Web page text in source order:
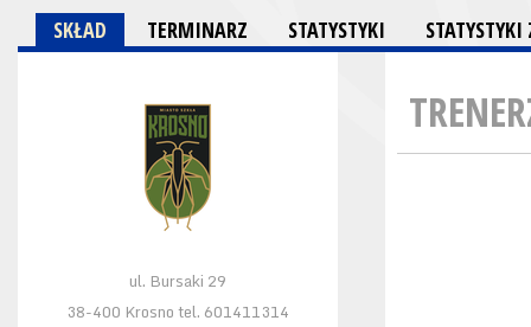
SKŁAD TERMINARZ STATYSTYKI
ul. Bursaki 29
38-400 Krosno tel. 601411314